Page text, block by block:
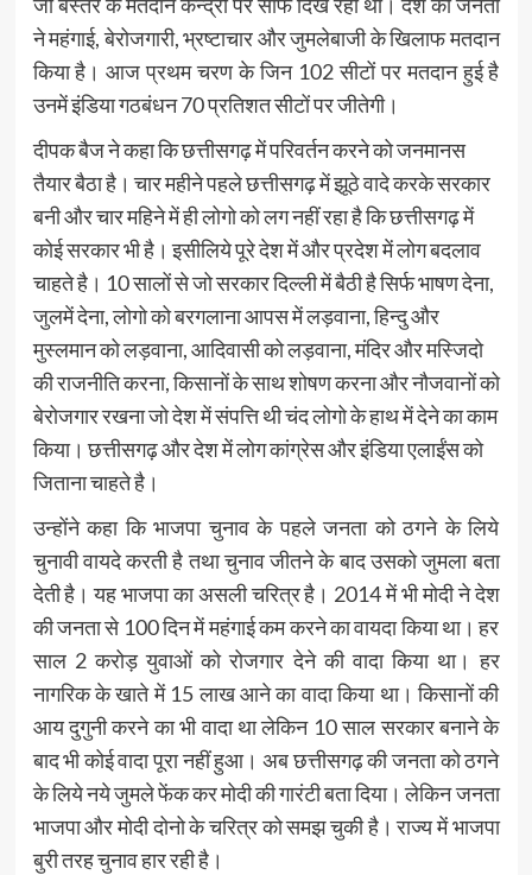
ने महंगाई, बेरोजगारी, भ्रष्टाचार और जुमलेबाजी के खिलाफ मतदान
किया है। आज प्रथम चरण के जिन 102 सीटों पर मतदान हुई है
उनमें इंडिया गठबंधन 70 प्रतिशत सीटों पर जीतेगी।
दीपक बैज ने कहा कि छत्तीसगढ़ में परिवर्तन करने को जनमानस
तैयार बैठा है। चार महीने पहले छत्तीसगढ़ में झूठे वादे करके सरकार
बनी और चार महिने में ही लोगो को लग नहीं रहा है कि छत्तीसगढ़ में
कोई सरकार भी है। इसीलिये पूरे देश में और प्रदेश में लोग बदलाव
चाहते है। 10 सालों से जो सरकार दिल्ली में बैठी है सिर्फ भाषण देना,
जुलमें देना, लोगो को बरगलाना आपस में लड़वाना, हिन्दु और
मुस्लमान को लड़वाना, आदिवासी को लड़वाना, मंदिर और मस्जिदो
की राजनीति करना, किसानों के साथ शोषण करना और नौजवानों को
बेरोजगार रखना जो देश में संपत्ति थी चंद लोगो के हाथ में देने का काम
किया। छत्तीसगढ़ और देश में लोग कांग्रेस और इंडिया एलाईंस को
जिताना चाहते है।
उन्होंने कहा कि भाजपा चुनाव के पहले जनता को ठगने के लिये
चुनावी वायदे करती है तथा चुनाव जीतने के बाद उसको जुमला बता
देती है। यह भाजपा का असली चरित्र है। 2014 में भी मोदी ने देश
की जनता से 100 दिन में महंगाई कम करने का वायदा किया था। हर
साल 2 करोड़ युवाओं को रोजगार देने की वादा किया था। हर
नागरिक के खाते में 15 लाख आने का वादा किया था। किसानों की
आय दुगुनी करने का भी वादा था लेकिन 10 साल सरकार बनाने के
बाद भी कोई वादा पूरा नहीं हुआ। अब छत्तीसगढ़ की जनता को ठगने
के लिये नये जुमले फेंक कर मोदी की गारंटी बता दिया। लेकिन जनता
भाजपा और मोदी दोनो के चरित्र को समझ चुकी है। राज्य में भाजपा
बुरी तरह चुनाव हार रही है।